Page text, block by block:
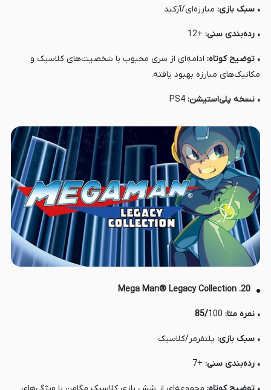
• سبک بازی:مبارزه‌ای/آرکید
• رده‌بندی سنی: +12
• توضیح کوتاه: ادامه‌ای از سری محبوب با شخصیت‌های کلاسیک و
مکانیک‌های مبارزه بهبود یافته.
• نسخه پلی‌استیشن: PS4
20. Mega Man® Legacy Collection
• نمره متا: 85/100
• سبک بازی: پلتفرمر/کلاسیک
• رده‌بندی سنی:+7